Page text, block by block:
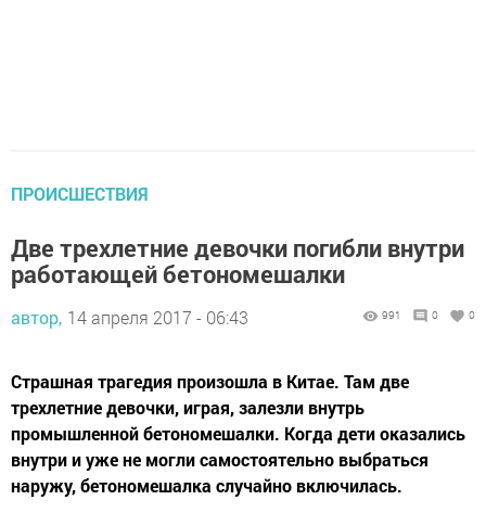
ПРОИСШЕСТВИЯ
Две трехлетние девочки погибли внутри
работающей бетономешалки
автор, 14 апреля 2017 - 06:43 991 0 0
Страшная трагедия произошла в Китае. Там две
трехлетние девочки, играя, залезли внутрь
промышленной бетономешалки. Когда дети оказались
внутри и уже не могли самостоятельно выбраться
наружу, бетономешалка случайно включилась.